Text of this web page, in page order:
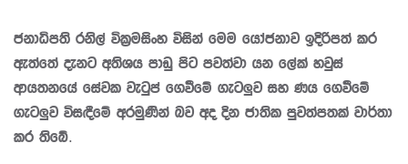
ජනාධිපති රනිල් වික්‍රමසිංහ විසින් මෙම යෝජනාව ඉදිරිපත් කර
ඇත්තේ දැනට අතිශය පාඩු පිට පවත්වා යන ලේක් හවුස්
ආයතනයේ සේවක වැටුප් ගෙවීමේ ගැටලුව සහ ණය ගෙවීමේ
ගැටලුව විසඳීමේ අරමුණින් බව අද දින ජාතික පුවත්පතක් වාර්තා
කර තිබේ.